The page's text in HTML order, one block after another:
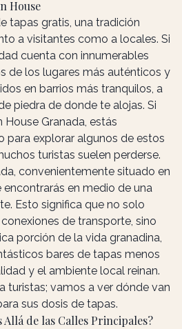
House
tapas gratis, una tradición
a visitantes como a locales. Si
cuenta con innumerables
de los lugares más auténticos y
en barrios más tranquilos, a
piedra de donde te alojas. Si
Granada, estás
para explorar algunos de estos
turistas suelen perderse.
convenientemente situado en
encontrarás en medio de una
Esto significa que no solo
de transporte, sino
porción de la vida granadina,
bares de tapas menos
y el ambiente local reinan.
turistas; vamos a ver dónde van
sus dosis de tapas.
de las Calles Principales?